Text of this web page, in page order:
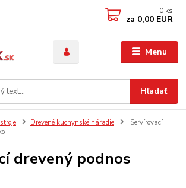
Menu
Hľadať
0 ks
za 0,00 EUR
Drevené kuchynské náradie
Servírovací
drevený podnos